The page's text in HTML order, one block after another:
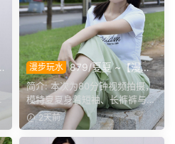
漫步玩水 879/夏夏 ~【漫步
磨袜】80分钟视频拍摄，模
特穿丝质船袜踩水踩泥，对焦
袜子磨损变化镜头。
简介: 本次为80分钟视频拍摄，
模特夏夏身着短袖、长裤裤与丝
质船袜，修整干净脚趾...
2天前